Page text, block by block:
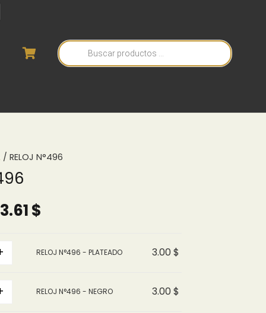
Búsqueda
de
productos
/ RELOJ N°496
$
desde
hasta
RELOJ N°496 - PLATEADO 3.00 $
RELOJ N°496 - NEGRO 3.00 $